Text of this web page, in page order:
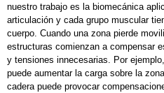
nuestro trabajo es la biomecánica
articulación y cada grupo muscular
cuerpo. Cuando una zona pierde
estructuras comienzan a compensar
y tensiones innecesarias. Por
puede aumentar la carga sobre la
cadera puede provocar